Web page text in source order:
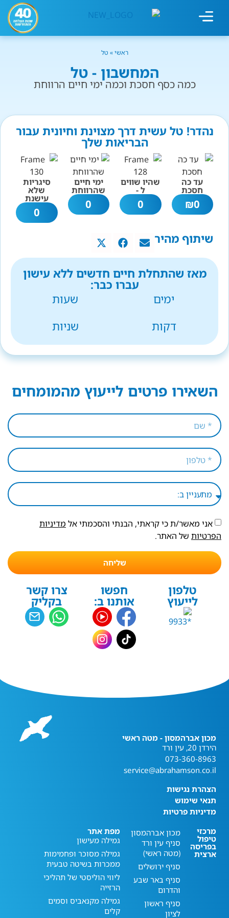
ראשי» טל
המחשבון - טל
כמה כסף חסכת וכמה ימי חיים הרווחת
נהדר! טל עשית דרך מצוינת וחיונית עבור
הבריאות שלך
עד כה
חסכת
0
₪
שהיו שווים
ל -
0
ימי חיים
שהרווחת
0
סיגריות
שלא
עישנת
0
שיתוף מהיר
מאז שהתחלת חיים חדשים ללא עישון
עברו כבר:
ימים
שעות
דקות
שניות
השאירו פרטים לייעוץ מהמומחים
אני מאשר/ת כי קראתי, הבנתי והסכמתי אל מדיניות
הפרטיות של האתר.
שליחה
טלפון
לייעוץ
חפשו
אותנו ב:
צרו קשר
בקליק
מכון אברהמסון - מטה ראשי
הירדן 20, עין ורד
073-360-8963
service@abrahamson.co.il
הצהרת נגישות
תנאי שימוש
מדיניות פרטיות
מרכזי
טיפול
בפריסה
ארצית
מכון אברהמסון
סניף עין ורד
(מטה ראשי)
סניף ירושלים
סניף באר שבע
והדרום
סניף ראשון
לציון
מפת אתר
גמילה מעישון
גמילה מסוכר ופחמימות
ממכרות בשיטה טבעית
ליווי הוליסטי של תהליכי
הרזייה
גמילה מקנאביס וסמים
קלים